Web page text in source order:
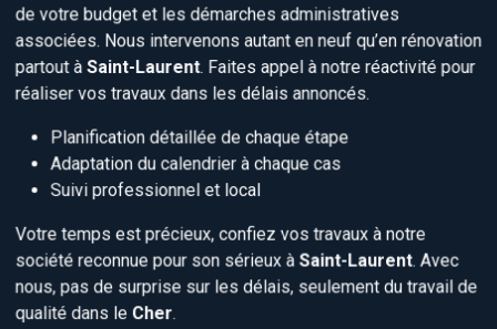
de votre budget et les démarches administratives
associées. Nous intervenons autant en neuf qu’en rénovation
partout à Saint-Laurent. Faites appel à notre réactivité pour
réaliser vos travaux dans les délais annoncés.
Planification détaillée de chaque étape
Adaptation du calendrier à chaque cas
Suivi professionnel et local
Votre temps est précieux, confiez vos travaux à notre
société reconnue pour son sérieux à Saint-Laurent. Avec
nous, pas de surprise sur les délais, seulement du travail de
qualité dans le Cher.